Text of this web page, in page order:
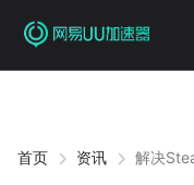
首页 资讯
解决